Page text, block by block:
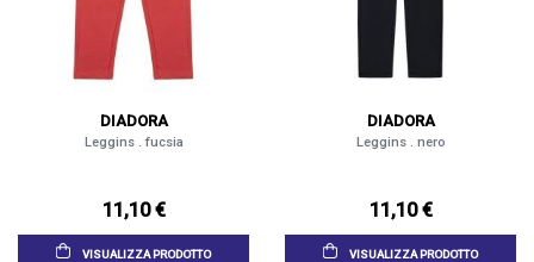
DIADORA
Leggins . fucsia
11,10 €
VISUALIZZA PRODOTTO
DIADORA
Leggins . nero
11,10 €
VISUALIZZA PRODOTTO